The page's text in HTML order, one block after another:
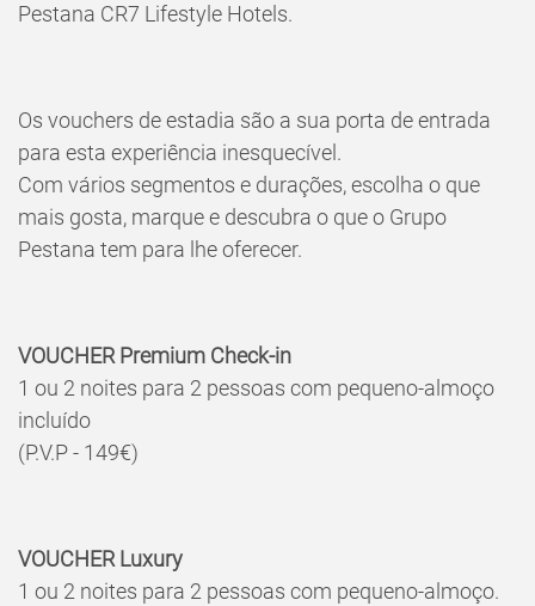
Pestana CR7 Lifestyle Hotels.
Os vouchers de estadia são a sua porta de entrada
para esta experiência inesquecível.
Com vários segmentos e durações, escolha o que
mais gosta, marque e descubra o que o Grupo
Pestana tem para lhe oferecer.
VOUCHER Premium Check-in
1 ou 2 noites para 2 pessoas com pequeno-almoço
incluído
(P.V.P - 149€)
VOUCHER Luxury
1 ou 2 noites para 2 pessoas com pequeno-almoço.